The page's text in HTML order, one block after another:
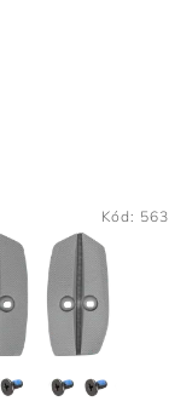
Kód: